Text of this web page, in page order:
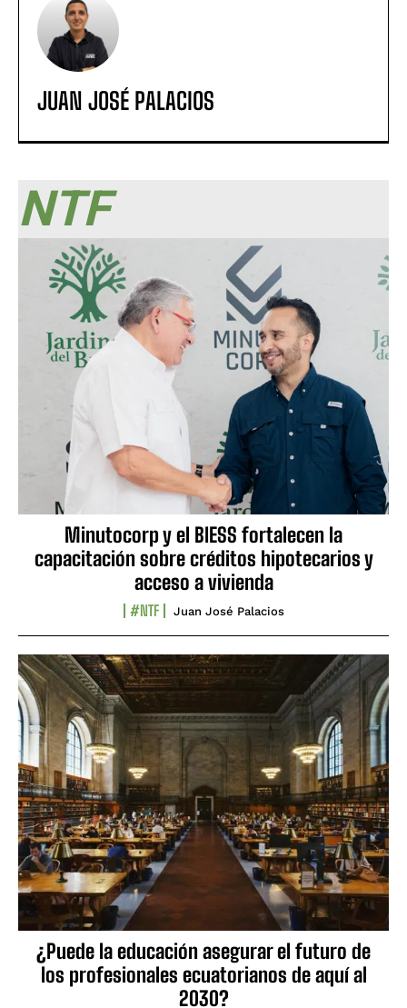
JUAN JOSÉ PALACIOS
NTF
Minutocorp y el BIESS fortalecen la
capacitación sobre créditos hipotecarios y
acceso a vivienda
#NTF Juan José Palacios
¿Puede la educación asegurar el futuro de
los profesionales ecuatorianos de aquí al
2030?